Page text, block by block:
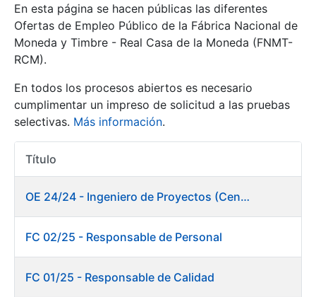
Mostrar/Ocultar
Mostrar/Ocultar
Mostrar/Ocultar
En esta página se hacen públicas las diferentes
Ofertas de Empleo Público de la Fábrica Nacional de
Moneda y Timbre - Real Casa de la Moneda (FNMT-
RCM).
En todos los procesos abiertos es necesario
cumplimentar un impreso de solicitud a las pruebas
selectivas. Más información.
Título
OE 24/24 - Ingeniero de Proyectos (Centro de trabajo Burgos)
FC 02/25 - Responsable de Personal
FC 01/25 - Responsable de Calidad